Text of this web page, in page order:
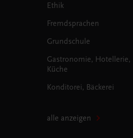
Ethik
Fremdsprachen
Grundschule
Gastronomie, Hotellerie,
Küche
Konditorei, Bäckerei
alle anzeigen